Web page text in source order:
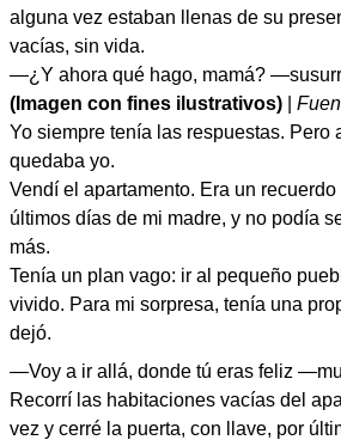
alguna vez estaban llenas de su
vacías, sin vida.
—¿Y ahora qué hago, mamá?
(Imagen con fines ilustrativos)
Yo siempre tenía las respuestas.
quedaba yo.
Vendí el apartamento. Era un
últimos días de mi madre, y no podía
más.
Tenía un plan vago: ir al pequeño
vivido. Para mi sorpresa, tenía una
dejó.
—Voy a ir allá, donde tú eras feliz
Recorrí las habitaciones vacías del
vez y cerré la puerta, con llave, por